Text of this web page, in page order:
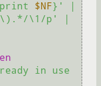
$NF}' |
\1/p' |
in use